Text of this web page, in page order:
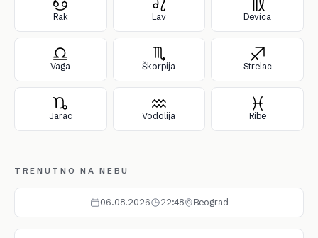
Rak Lav Devica
Vaga Škorpija Strelac
Jarac Vodolija Ribe
TRENUTNO NA NEBU
06.08.2026 22:48 Beograd